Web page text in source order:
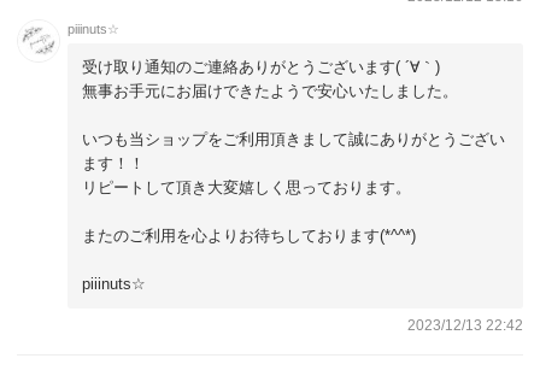
piiinuts☆
受け取り通知のご連絡ありがとうございます( ´∀｀)
無事お手元にお届けできたようで安心いたしました。
いつも当ショップをご利用頂きまして誠にありがとうござい
ます！！
リピートして頂き大変嬉しく思っております。
またのご利用を心よりお待ちしております(*^^*)
piiinuts☆
2023/12/13 22:42